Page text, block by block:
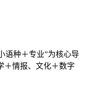
语种＋专业”为核心导
＋情报、文化＋数字